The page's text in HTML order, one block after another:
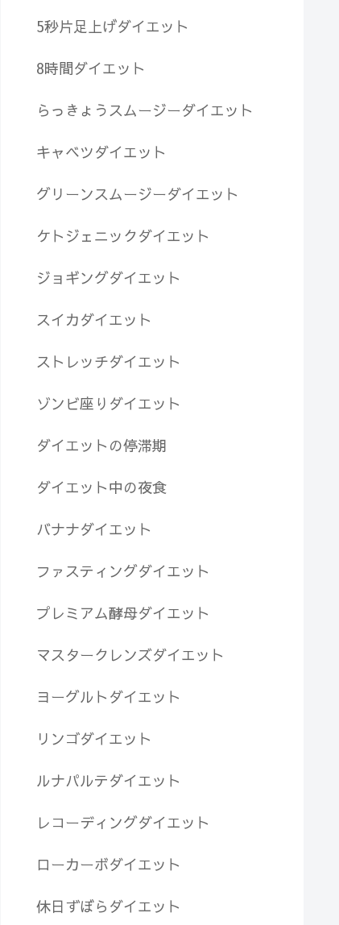
5秒片足上げダイエット
8時間ダイエット
らっきょうスムージーダイエット
キャベツダイエット
グリーンスムージーダイエット
ケトジェニックダイエット
ジョギングダイエット
スイカダイエット
ストレッチダイエット
ゾンビ座りダイエット
ダイエットの停滞期
ダイエット中の夜食
バナナダイエット
ファスティングダイエット
プレミアム酵母ダイエット
マスタークレンズダイエット
ヨーグルトダイエット
リンゴダイエット
ルナパルテダイエット
レコーディングダイエット
ローカーボダイエット
休日ずぼらダイエット